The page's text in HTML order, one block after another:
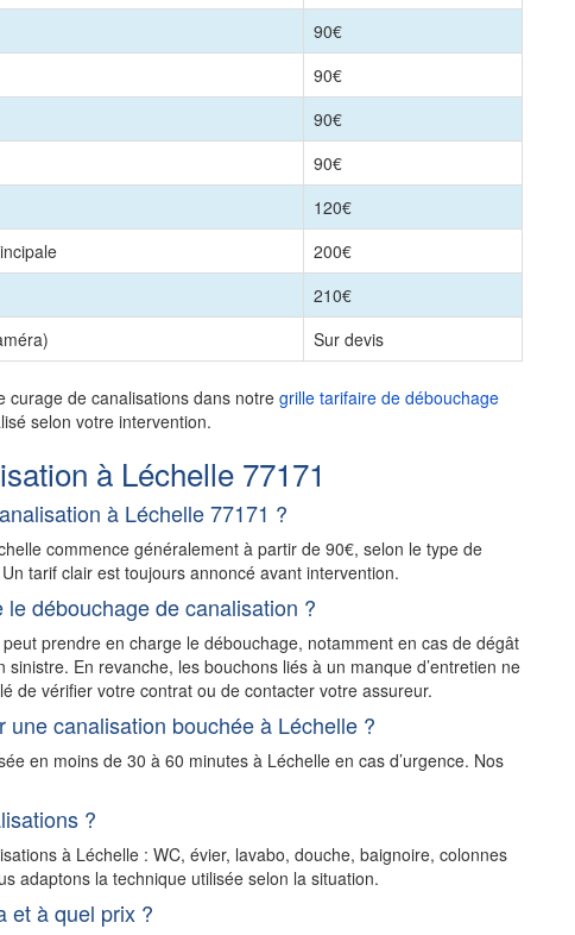
90€
90€
90€
90€
120€
200€
210€
Sur devis
curage de canalisations dans notre grille tarifaire de débouchage
selon votre intervention.
à Léchelle 77171
à Léchelle 77171 ?
commence généralement à partir de 90€, selon le type de
tarif clair est toujours annoncé avant intervention.
débouchage de canalisation ?
prendre en charge le débouchage, notamment en cas de dégât
En revanche, les bouchons liés à un manque d’entretien ne
de vérifier votre contrat ou de contacter votre assureur.
canalisation bouchée à Léchelle ?
en moins de 30 à 60 minutes à Léchelle en cas d’urgence. Nos
?
à Léchelle : WC, évier, lavabo, douche, baignoire, colonnes
adaptons la technique utilisée selon la situation.
et à quel prix ?